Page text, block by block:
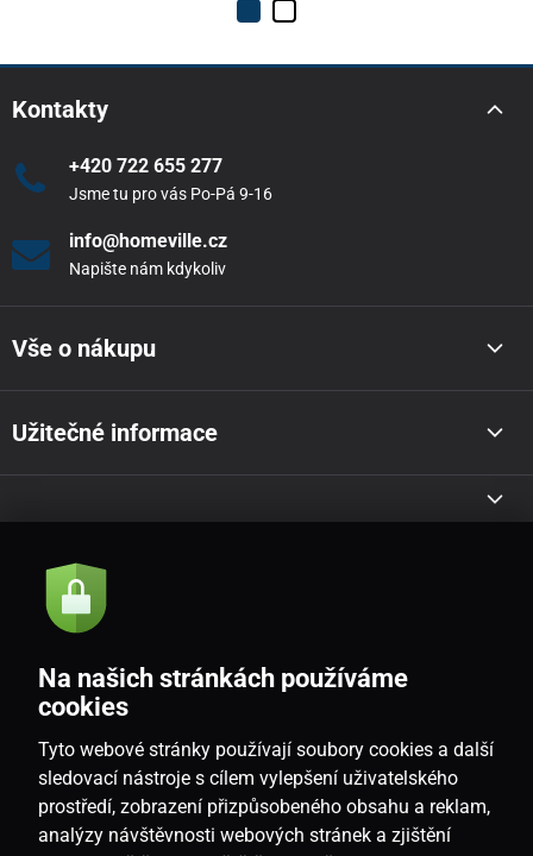
Kontakty
+420 722 655 277
Jsme tu pro vás Po-Pá 9-16
info@homeville.cz
Napište nám kdykoliv
Vše o nákupu
Užitečné informace
Akce a novinky e-mailem
Souhlasím sezásadami zpracování osobních údajů
CZ
Na našich stránkách používáme
cookies
Tyto webové stránky používají soubory cookies a další
sledovací nástroje s cílem vylepšení uživatelského
prostředí, zobrazení přizpůsobeného obsahu a reklam,
analýzy návštěvnosti webových stránek a zjištění